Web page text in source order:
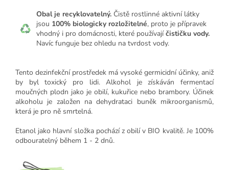
Obal je recyklovatelný. Čistě rostlinné aktivní látky
jsou 100% biologicky rozložitelné, proto je přípravek
vhodný i pro domácnosti, které používajíčističku vody.
Navíc funguje bez ohledu na tvrdost vody.
Tento dezinfekční prostředek má vysoké germicidní účinky, aniž
by byl toxický pro lidi. Alkohol je získáván fermentací
moučných plodn jako je obilí, kukuřice nebo brambory. Účinek
alkoholu je založen na dehydrataci buněk mikroorganismů,
která je pro ně smrtelná.
Etanol jako hlavní složka pochází z obilí v BIO kvalitě. Je 100%
odbouratelný během 1 - 2 dnů.